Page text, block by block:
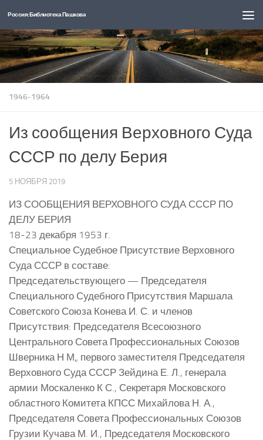
Перейти к содержимому
Россия: Библиотека Пашкова
1946-1964
Из сообщения Верховного Суда
СССР по делу Берия
5 НОЯБРЯ 2019
ИЗ СООБЩЕНИЯ ВЕРХОВНОГО СУДА СССР ПО
ДЕЛУ БЕРИЯ
18-23 декабря 1953 г.
Специальное Судебное Присутствие Верховного
Суда СССР в составе:
Председательствующего — Председателя
Специального Судебного Присутствия Маршала
Советского Союза Конева И. С. и членов
Присутствия: Председателя Всесоюзного
Центрального Совета Профессиональных Союзов
Шверника Н М„ первого заместителя Председателя
Верховного Суда СССР Зейдина Е. Л., генерала
армии Москаленко К С., Секретаря Московского
областного Комитета КПСС Михайлова Н. А.,
Председателя Совета Профессиональных Союзов
Грузии Кучава М. И., Председателя Московского